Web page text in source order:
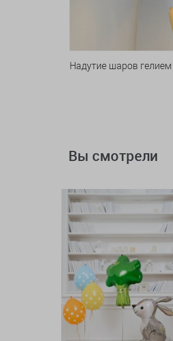
Надутие шаров гелием
Вы смотрели